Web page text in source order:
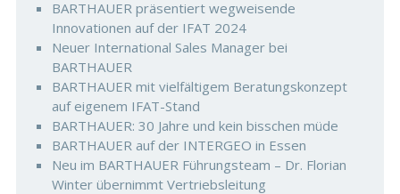
BARTHAUER präsentiert wegweisende
Innovationen auf der IFAT 2024
Neuer International Sales Manager bei
BARTHAUER
BARTHAUER mit vielfältigem Beratungskonzept
auf eigenem IFAT-Stand
BARTHAUER: 30 Jahre und kein bisschen müde
BARTHAUER auf der INTERGEO in Essen
Neu im BARTHAUER Führungsteam – Dr. Florian
Winter übernimmt Vertriebsleitung